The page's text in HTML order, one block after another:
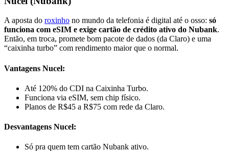
A aposta do roxinho no mundo da telefonia é digital até o osso: só
funciona com eSIM e exige cartão de crédito ativo do Nubank.
Então, em troca, promete bom pacote de dados (da Claro) e uma
“caixinha turbo” com rendimento maior que o normal.
Vantagens Nucel:
Até 120% do CDI na Caixinha Turbo.
Funciona via eSIM, sem chip físico.
Planos de R$45 a R$75 com rede da Claro.
Desvantagens Nucel:
Só pra quem tem cartão Nubank ativo.